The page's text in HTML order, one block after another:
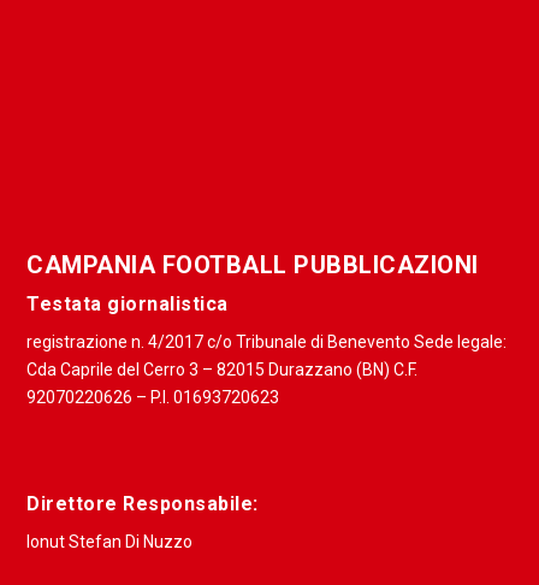
CAMPANIA FOOTBALL PUBBLICAZIONI
Testata giornalistica
registrazione n. 4/2017 c/o Tribunale di Benevento Sede legale:
Cda Caprile del Cerro 3 – 82015 Durazzano (BN) C.F.
92070220626 – P.I. 01693720623
Direttore Responsabile:
Ionut Stefan Di Nuzzo